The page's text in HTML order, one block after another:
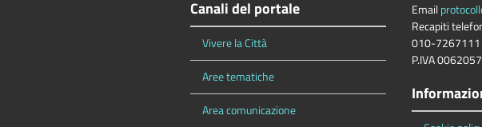
Canali del portale
Vivere la Città
Aree tematiche
Area comunicazione
Email
Recapiti
010-7267111
P.IVA